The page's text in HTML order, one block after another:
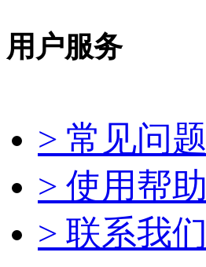
用户服务
> 常见问题
> 使用帮助
> 联系我们